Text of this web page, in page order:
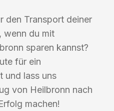
den Transport deiner
wenn du mit
sparen kannst?
für ein
und lass uns
von Heilbronn nach
machen!